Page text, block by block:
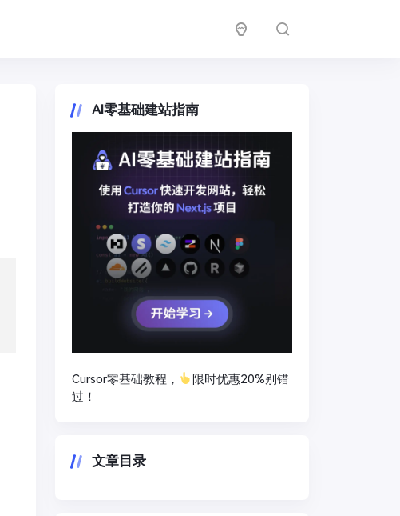
AI零基础建站指南
Cursor零基础教程，
限时优惠20%别错
过！
文章目录